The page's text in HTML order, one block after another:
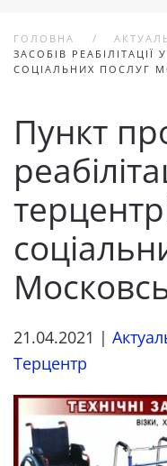
ГОЛОВНА
ЗАСОБІВ РЕАБІЛІТАЦІЇ
СОЦІАЛЬНИХ ПОСЛУГ
Пункт
21.04.2021 |
Терцентр